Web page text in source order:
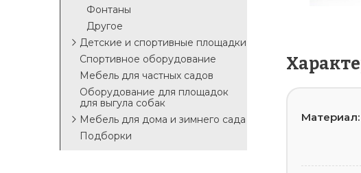
Фонтаны
Другое
Детские и спортивные площадки
Спортивное оборудование
Мебель для частных садов
Оборудование для площадок
для выгула собак
Мебель для дома и зимнего сада
Подборки
Материал: